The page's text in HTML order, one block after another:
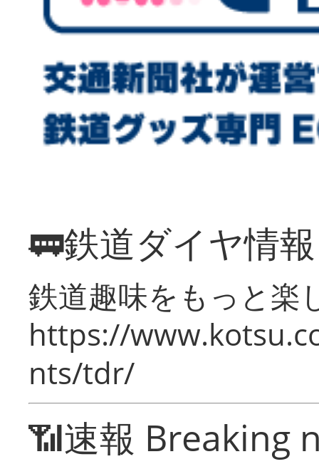
🚃鉄道ダイヤ情
鉄道趣味をもっと楽
https://
nts/tdr/
📶速報 Breaking